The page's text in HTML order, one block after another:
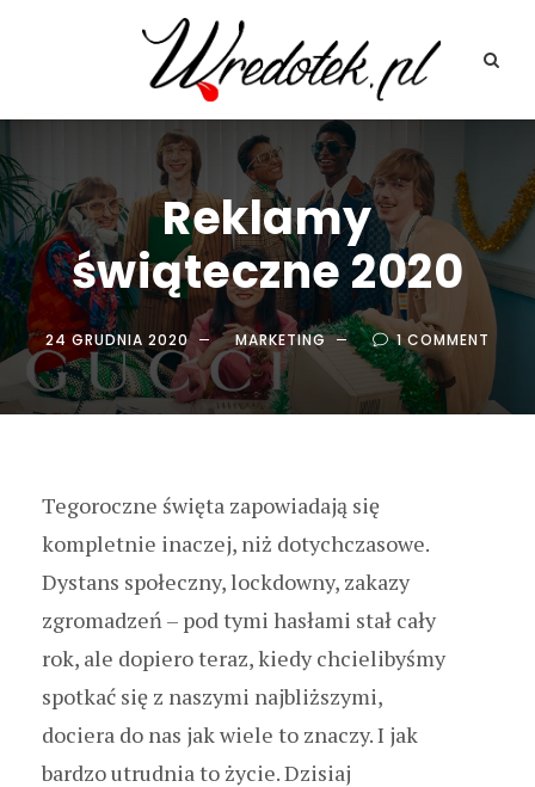
Reklamy
świąteczne 2020
24 GRUDNIA 2020 MARKETING 1 COMMENT
Tegoroczne święta zapowiadają się
kompletnie inaczej, niż dotychczasowe.
Dystans społeczny, lockdowny, zakazy
zgromadzeń – pod tymi hasłami stał cały
rok, ale dopiero teraz, kiedy chcielibyśmy
spotkać się z naszymi najbliższymi,
dociera do nas jak wiele to znaczy. I jak
bardzo utrudnia to życie. Dzisiaj